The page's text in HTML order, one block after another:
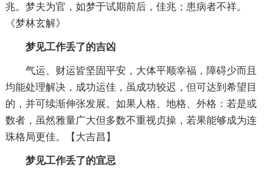
兆。梦夫为官，如梦于试期前后，佳兆；患病者不祥。
《梦林玄解》
梦见工作丢了的吉凶
气运、财运皆坚固平安，大体平顺幸福，障碍少而且
均能处理解决，成功运佳，虽成功较迟，但可达到希望目
的，并可续渐伸张发展。如果人格、地格、外格：若是或
数者，虽然雅量广大但多数不重视贞操，若果能够成为连
珠格局更佳。【大吉昌】
梦见工作丢了的宜忌